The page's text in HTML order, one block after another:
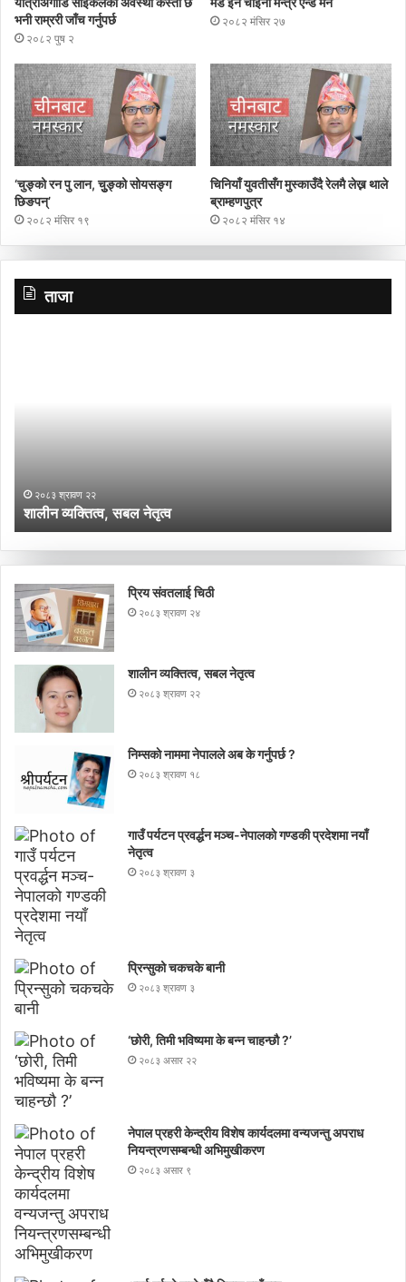
भनी राम्ररी जाँच गर्नुपर्छ
२०८२ पुष २
२०८२ मंसिर २७
‘चुङ्को रन पु लान, चुुङ्को सोयसङ्ग
छिङपन्’
२०८२ मंसिर १९
चिनियाँ युवतीसँग मुस्काउँदै रेलमै लेख्न थाले
ब्राम्हणपुत्र
२०८२ मंसिर १४
ताजा
२०८३ श्रावण २२
शालीन व्यक्तित्व, सबल नेतृत्व
प्रिय संवतलाई चिठी
२०८३ श्रावण २४
शालीन व्यक्तित्व, सबल नेतृत्व
२०८३ श्रावण २२
निम्सकाे नाममा नेपालले अब के गर्नुपर्छ ?
२०८३ श्रावण १८
गाउँ पर्यटन प्रवर्द्धन मञ्च-नेपालकाे गण्डकी प्रदेशमा नयाँ
नेतृत्व
२०८३ श्रावण ३
प्रिन्सुको चकचके बानी
२०८३ श्रावण ३
‘छोरी, तिमी भविष्यमा के बन्न चाहन्छौ ?’
२०८३ असार २२
नेपाल प्रहरी केन्द्रीय विशेष कार्यदलमा वन्यजन्तु अपराध
नियन्त्रणसम्बन्धी अभिमुखीकरण
२०८३ असार ९